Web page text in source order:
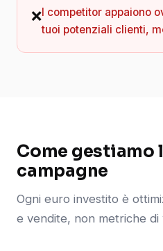
❌I competitor appaiono
tuoi potenziali clienti,
Come gestiamo
campagne
Ogni euro investito è
e vendite, non metriche di